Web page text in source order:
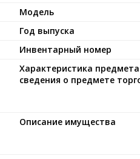
Модель
Год выпуска
Инвентарный номер
Характеристика
сведения о предмете
Описание имущества